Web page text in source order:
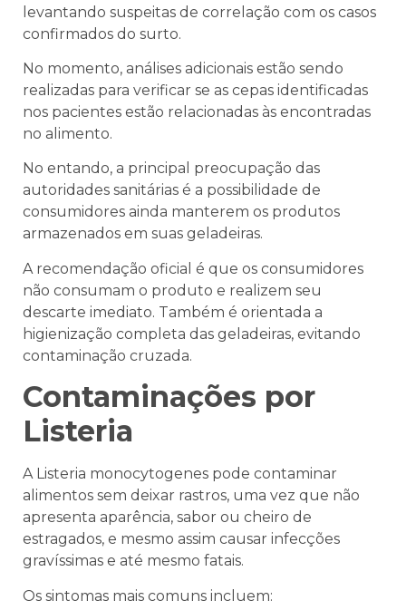
levantando suspeitas de correlação com os casos
confirmados do surto.
No momento, análises adicionais estão sendo
realizadas para verificar se as cepas identificadas
nos pacientes estão relacionadas às encontradas
no alimento.
No entando, a principal preocupação das
autoridades sanitárias é a possibilidade de
consumidores ainda manterem os produtos
armazenados em suas geladeiras.
A recomendação oficial é que os consumidores
não consumam o produto e realizem seu
descarte imediato. Também é orientada a
higienização completa das geladeiras, evitando
contaminação cruzada.
Contaminações por
Listeria
A Listeria monocytogenes pode contaminar
alimentos sem deixar rastros, uma vez que não
apresenta aparência, sabor ou cheiro de
estragados, e mesmo assim causar infecções
gravíssimas e até mesmo fatais.
Os sintomas mais comuns incluem: